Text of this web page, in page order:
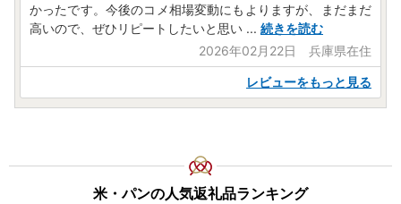
かったです。今後のコメ相場変動にもよりますが、まだまだ
高いので、ぜひリピートしたいと思い ... 続きを読む
2026年02月22日 兵庫県在住
レビューをもっと見る
米・パンの人気返礼品ランキング